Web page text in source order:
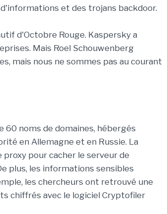
et des trojans backdoor.
d'Octobre Rouge. Kaspersky a
Mais Roel Schouwenberg
mais nous ne sommes pas au courant
60 noms de domaines, hébergés
en Allemagne et en Russie. La
pour cacher le serveur de
plus, les informations sensibles
les chercheurs ont retrouvé une
chiffrés avec le logiciel Cryptofiler